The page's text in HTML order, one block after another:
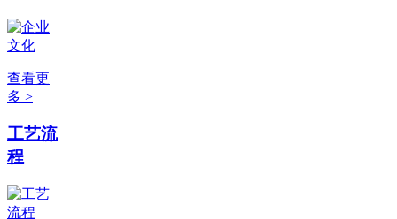
查看更
多 >
工艺流
程